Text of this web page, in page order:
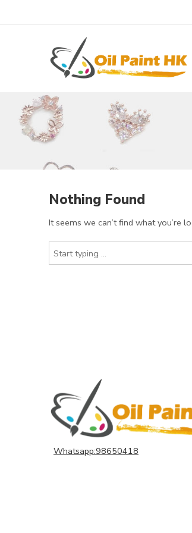
Nothing Found
It seems we can’t find what you’re
Whatsapp:98650418